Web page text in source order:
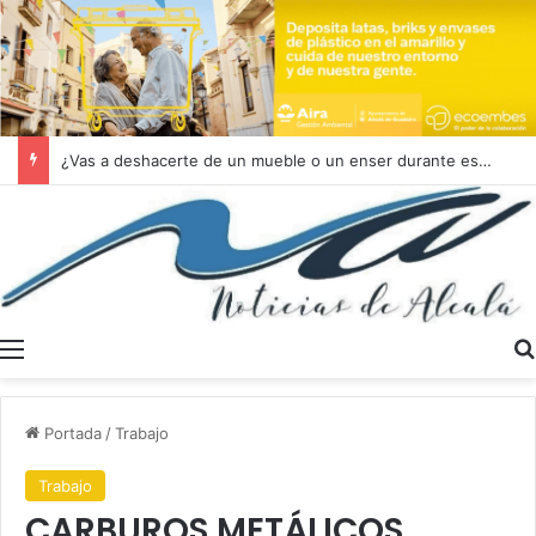
¿Vas a deshacerte de un mueble o un enser durante estas vacaciones?
Portada /Trabajo
Trabajo